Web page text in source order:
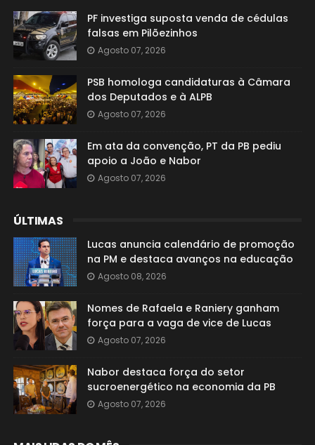
PF investiga suposta venda de cédulas
falsas em Pilõezinhos
Agosto 07, 2026
PSB homologa candidaturas à Câmara
dos Deputados e à ALPB
Agosto 07, 2026
Em ata da convenção, PT da PB pediu
apoio a João e Nabor
Agosto 07, 2026
ÚLTIMAS
Lucas anuncia calendário de promoção
na PM e destaca avanços na educação
Agosto 08, 2026
Nomes de Rafaela e Raniery ganham
força para a vaga de vice de Lucas
Agosto 07, 2026
Nabor destaca força do setor
sucroenergético na economia da PB
Agosto 07, 2026